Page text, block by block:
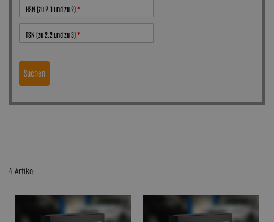
HSN (zu 2.1 und zu 2)
TSN (zu 2.2 und zu 3)
Suchen
4 Artikel